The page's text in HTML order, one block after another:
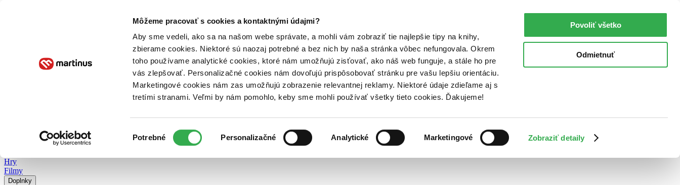
Môžeme pracovať s cookies a kontaktnými údajmi?
Aby sme vedeli, ako sa na našom webe správate, a mohli vám zobraziť tie najlepšie tipy na knihy,
zbierame cookies. Niektoré sú naozaj potrebné a bez nich by naša stránka vôbec nefungovala. Okrem
toho používame analytické cookies, ktoré nám umožňujú zisťovať, ako náš web funguje, a stále ho pre
vás zlepšovať. Personalizačné cookies nám dovoľujú prispôsobovať stránku pre vašu lepšiu orientáciu.
Marketingové cookies nám zas umožňujú zobrazenie relevantnej reklamy. Niektoré údaje zdieľame aj s
tretími stranami. Veľmi by nám pomohlo, keby sme mohli používať všetky tieto cookies. Ďakujeme!
súhlasu
Potrebné Personalizačné Analytické Marketingové Zobraziť detaily
Povoliť všetko
Odmietnuť
Poukážky Kontakt
Hry
Filmy
Doplnky